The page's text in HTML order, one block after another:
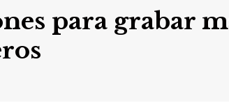
para grabar